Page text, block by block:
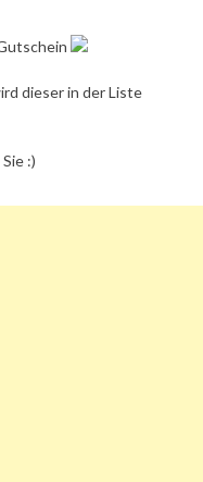
dieser in der Liste
:)